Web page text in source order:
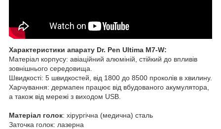
Характеристики апарату Dr. Pen Ultima M7-W:
Матеріал корпусу: авіаційний алюміній, стійкий до впливів
зовнішнього середовища.
Швидкості: 5 швидкостей, від 1800 до 8500 проколів в хвилину.
Харчування: дермапен працює від вбудованого акумулятора,
а також від мережі з виходом USB.
Матеріал голок: хірургічна (медична) сталь
Заточка голок: лазерна